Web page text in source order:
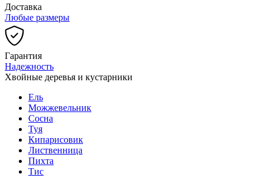
Доставка
Любые размеры
Гарантия
Надежность
Хвойные деревья и кустарники
Ель
Можжевельник
Сосна
Туя
Кипарисовик
Лиственница
Пихта
Тис